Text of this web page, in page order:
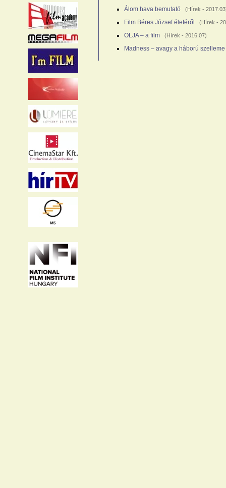
Álom hava bemutató (Hírek -
Film Béres József életéről (Hírek -
OLJA – a film (Hírek - 2016.07)
Madness – avagy a háború szelleme